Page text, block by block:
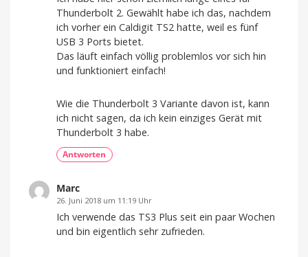
Thunderbolt 2. Gewählt habe ich das, nachdem
ich vorher ein Caldigit TS2 hatte, weil es fünf
USB 3 Ports bietet.
Das läuft einfach völlig problemlos vor sich hin
und funktioniert einfach!
Wie die Thunderbolt 3 Variante davon ist, kann
ich nicht sagen, da ich kein einziges Gerät mit
Thunderbolt 3 habe.
Antworten
Marc
26. Juni 2018 um 11:19 Uhr
Ich verwende das TS3 Plus seit ein paar Wochen
und bin eigentlich sehr zufrieden.